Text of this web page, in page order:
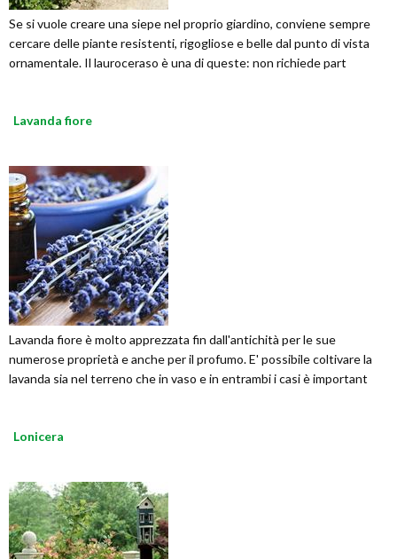
Se si vuole creare una siepe nel proprio giardino, conviene sempre
cercare delle piante resistenti, rigogliose e belle dal punto di vista
ornamentale. Il lauroceraso è una di queste: non richiede part
Lavanda fiore
Lavanda fiore è molto apprezzata fin dall'antichità per le sue
numerose proprietà e anche per il profumo. E' possibile coltivare la
lavanda sia nel terreno che in vaso e in entrambi i casi è important
Lonicera